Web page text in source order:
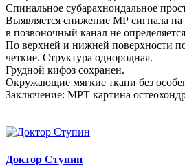
Спинальное субарахноидальное
Выявляется снижение МР сигнала
в позвоночный канал не
По верхней и нижней поверхности
четкие. Структура однородная.
Грудной кифоз сохранен.
Окружающие мягкие ткани без
Заключение: МРТ картина
Доктор Ступин